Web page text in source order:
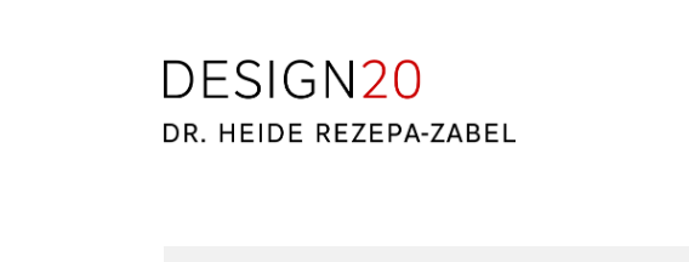
Zur
Navigation
springen
Zum
Inhalt
springen